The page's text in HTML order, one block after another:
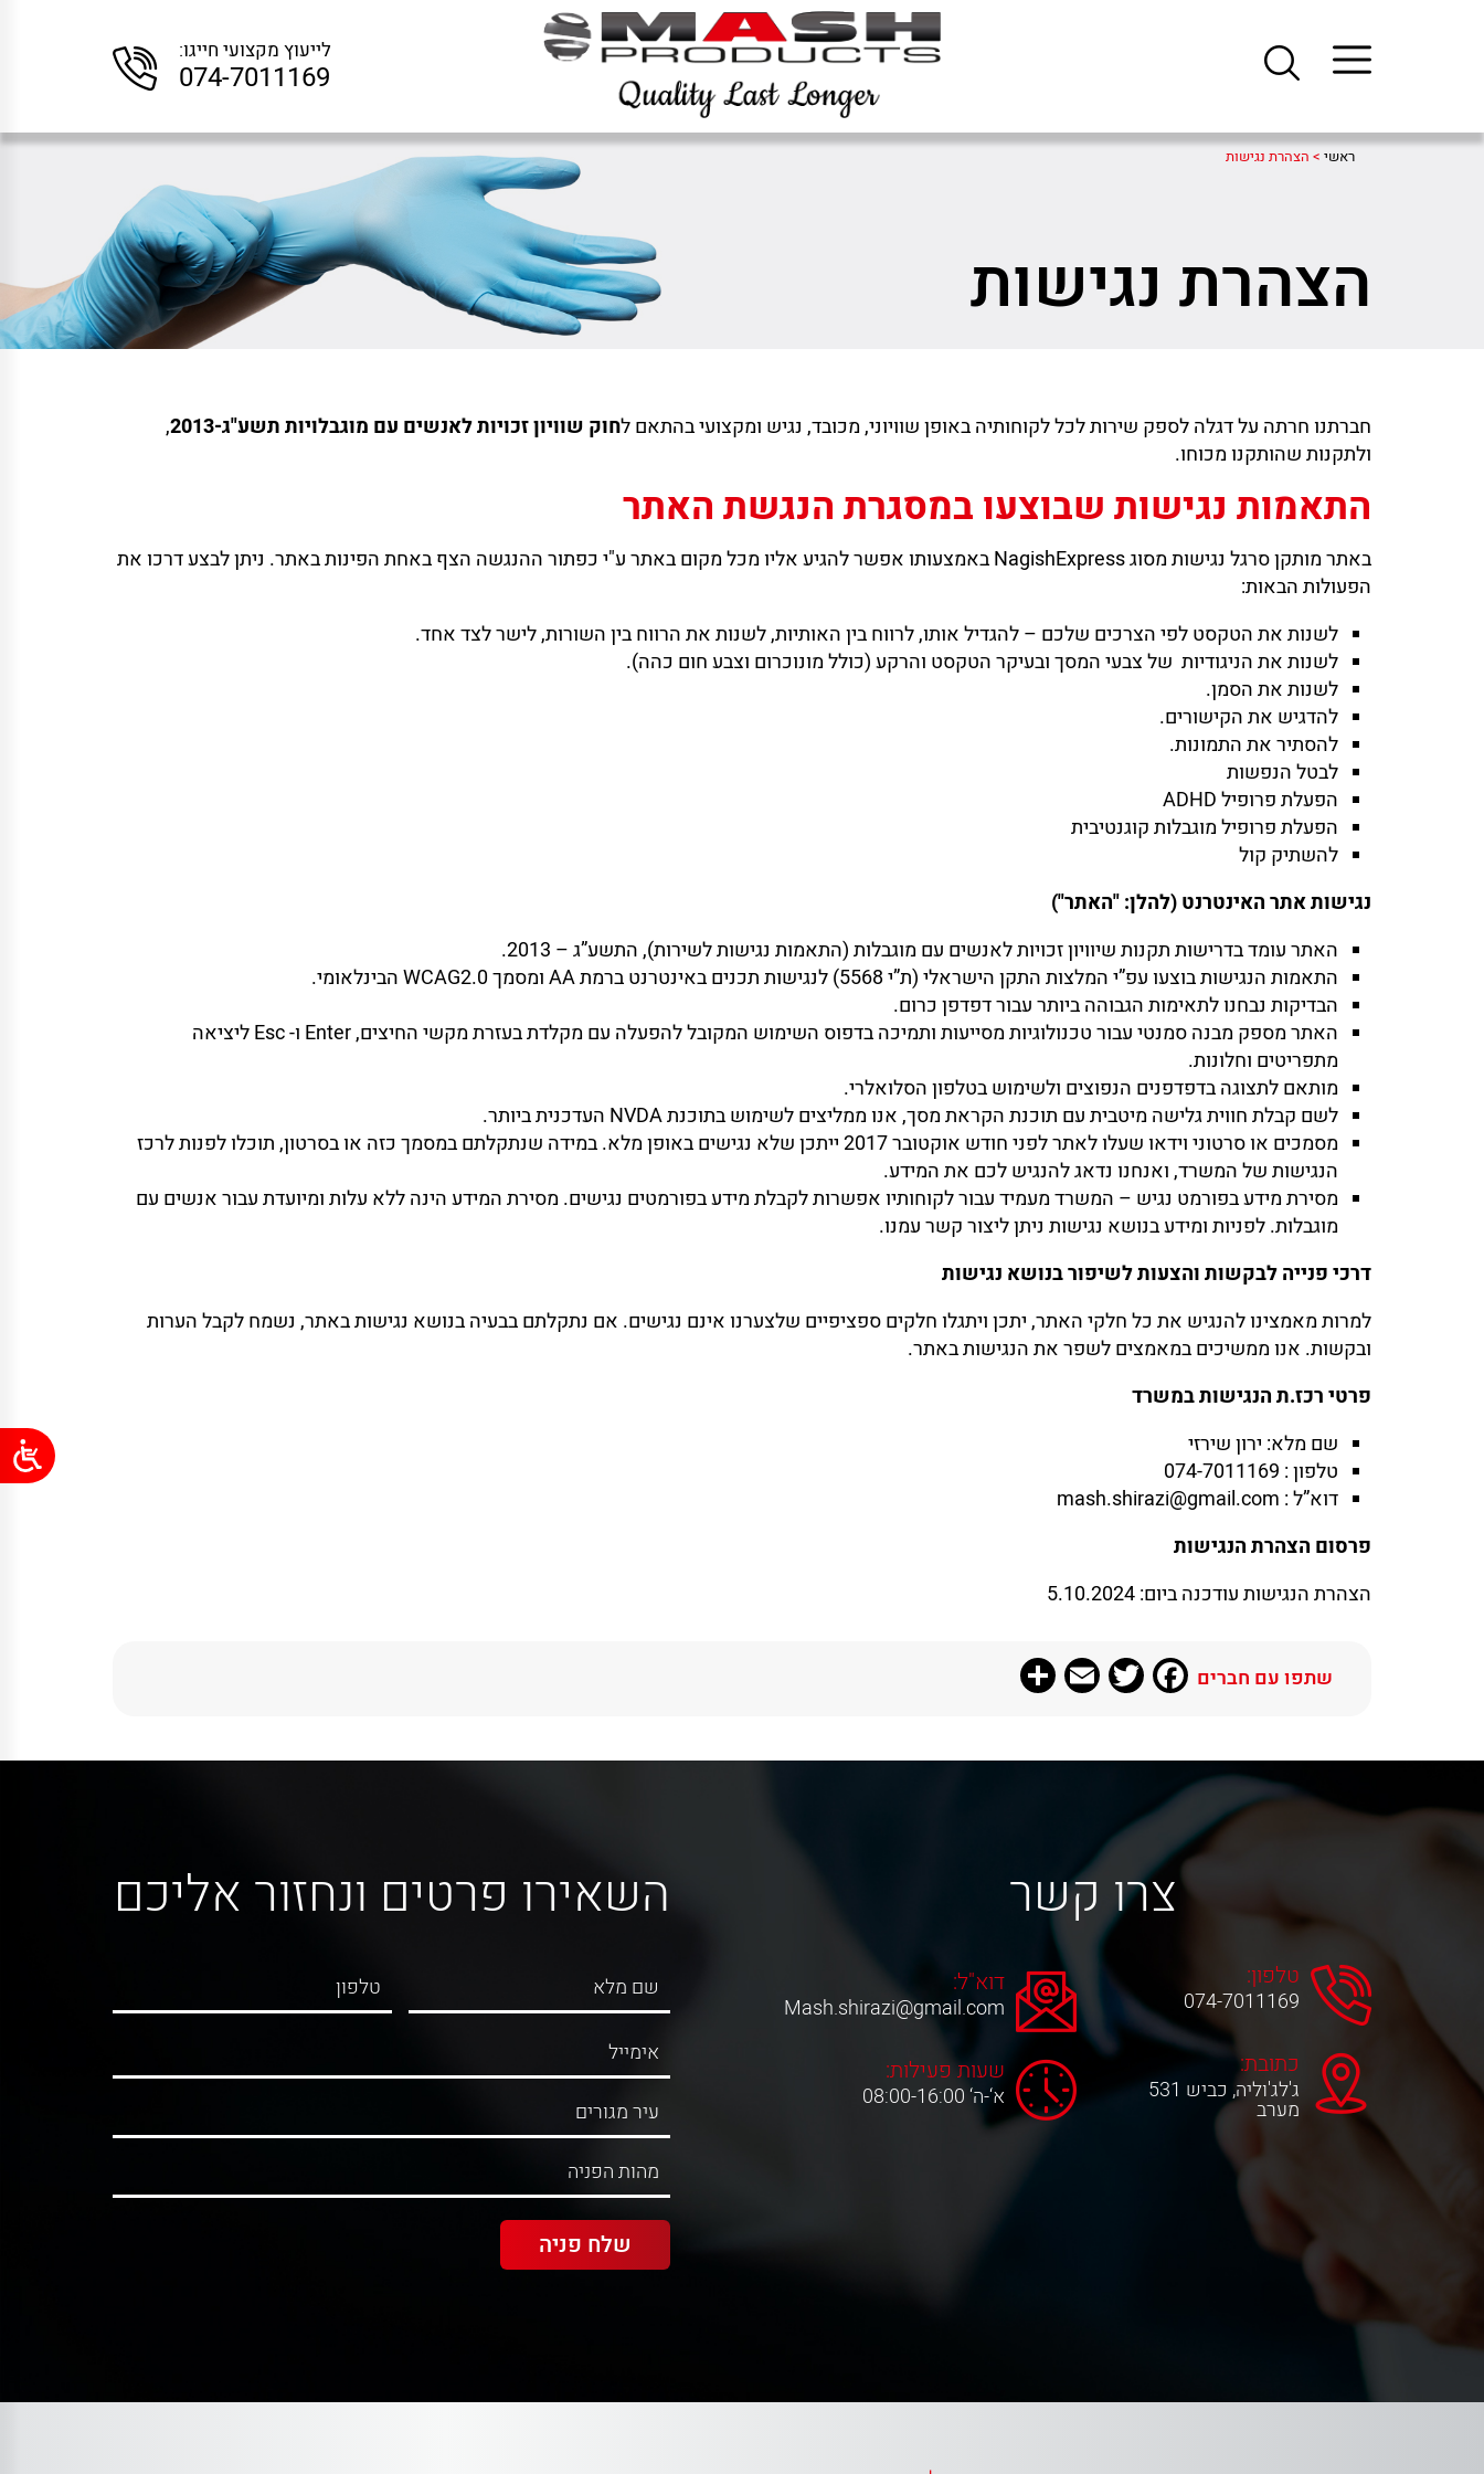
לייעוץ מקצועי חייגו:
074-7011169
ראשי > הצהרת נגישות
הצהרת נגישות
חברתנו חרתה על דגלה לספק שירות לכל לקוחותיה באופן שוויוני, מכובד, נגיש ומקצועי בהתאם לחוק שוויון זכויות לאנשים עם מוגבלויות תשע"ג-2013
,
ולתקנות שהותקנו מכוחו.
התאמות נגישות שבוצעו במסגרת הנגשת האתר
באתר מותקן סרגל נגישות מסוג NagishExpress באמצעותו אפשר להגיע אליו מכל מקום באתר ע"י כפתור ההנגשה הצף באחת הפינות באתר. ניתן לבצע דרכו את
הפעולות הבאות:
לשנות את הטקסט לפי הצרכים שלכם – להגדיל אותו, לרווח בין האותיות, לשנות את הרווח בין השורות, לישר לצד אחד.
לשנות את הניגודיות של צבעי המסך ובעיקר הטקסט והרקע (כולל מונוכרום וצבע חום כהה).
לשנות את הסמן.
להדגיש את הקישורים.
להסתיר את התמונות.
לבטל הנפשות
הפעלת פרופיל ADHD
הפעלת פרופיל מוגבלות קוגנטיבית
להשתיק קול
נגישות אתר האינטרנט (להלן: "האתר")
האתר עומד בדרישות תקנות שיוויון זכויות לאנשים עם מוגבלות (התאמות נגישות לשירות), התשע”ג – 2013.
התאמות הנגישות בוצעו עפ”י המלצות התקן הישראלי (ת”י 5568) לנגישות תכנים באינטרנט ברמת AA ומסמך WCAG2.0 הבינלאומי.
הבדיקות נבחנו לתאימות הגבוהה ביותר עבור דפדפן כרום.
האתר מספק מבנה סמנטי עבור טכנולוגיות מסייעות ותמיכה בדפוס השימוש המקובל להפעלה עם מקלדת בעזרת מקשי החיצים, Enter ו- Esc ליציאה
מתפריטים וחלונות.
מותאם לתצוגה בדפדפנים הנפוצים ולשימוש בטלפון הסלואלרי.
לשם קבלת חווית גלישה מיטבית עם תוכנת הקראת מסך, אנו ממליצים לשימוש בתוכנת NVDA העדכנית ביותר.
מסמכים או סרטוני וידאו שעלו לאתר לפני חודש אוקטובר 2017 ייתכן שלא נגישים באופן מלא. במידה שנתקלתם במסמך כזה או בסרטון, תוכלו לפנות לרכז
הנגישות של המשרד, ואנחנו נדאג להנגיש לכם את המידע.
מסירת מידע בפורמט נגיש – המשרד מעמיד עבור לקוחותיו אפשרות לקבלת מידע בפורמטים נגישים. מסירת המידע הינה ללא עלות ומיועדת עבור אנשים עם
מוגבלות. לפניות ומידע בנושא נגישות ניתן ליצור קשר עמנו.
דרכי פנייה לבקשות והצעות לשיפור בנושא נגישות
למרות מאמצינו להנגיש את כל חלקי האתר, יתכן ויתגלו חלקים ספציפיים שלצערנו אינם נגישים. אם נתקלתם בבעיה בנושא נגישות באתר, נשמח לקבל הערות
ובקשות. אנו ממשיכים במאמצים לשפר את הנגישות באתר.
פרטי רכז.ת הנגישות במשרד
שם מלא: ירון שירזי
טלפון : 074-7011169
דוא”ל : mash.shirazi@gmail.com
פרסום הצהרת הנגישות
הצהרת הנגישות עודכנה ביום: 5.10.2024
שתפו עם חברים Facebook
Twitter
Email
צרו קשר
טלפון:
074-7011169
כתובת:
ג'לג'וליה, כביש 531
מערב
דוא"ל:
Mash.shirazi@gmail.com
שעות פעילות:
א‘-ה‘ 08:00-16:00
השאירו פרטים ונחזור אליכם